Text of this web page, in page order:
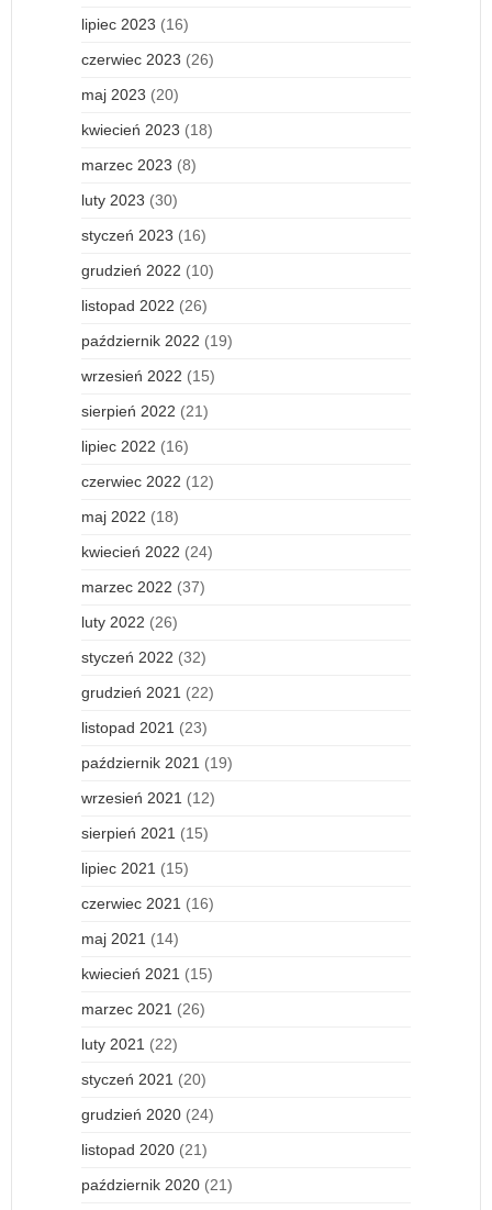
lipiec 2023 (16)
czerwiec 2023 (26)
maj 2023 (20)
kwiecień 2023 (18)
marzec 2023 (8)
luty 2023 (30)
styczeń 2023 (16)
grudzień 2022 (10)
listopad 2022 (26)
październik 2022 (19)
wrzesień 2022 (15)
sierpień 2022 (21)
lipiec 2022 (16)
czerwiec 2022 (12)
maj 2022 (18)
kwiecień 2022 (24)
marzec 2022 (37)
luty 2022 (26)
styczeń 2022 (32)
grudzień 2021 (22)
listopad 2021 (23)
październik 2021 (19)
wrzesień 2021 (12)
sierpień 2021 (15)
lipiec 2021 (15)
czerwiec 2021 (16)
maj 2021 (14)
kwiecień 2021 (15)
marzec 2021 (26)
luty 2021 (22)
styczeń 2021 (20)
grudzień 2020 (24)
listopad 2020 (21)
październik 2020 (21)